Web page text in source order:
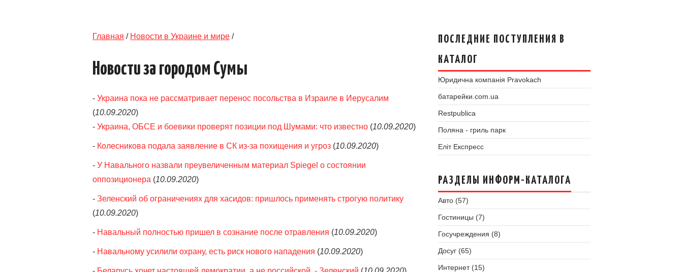
Главная / Новости в Украине и мире /
Новости за городом Сумы
- Украина пока не рассматривает перенос посольства в Израиле в Иерусалим
(10.09.2020)
- Украина, ОБСЕ и боевики проверят позиции под Шумами: что известно (10.09.2020)
- Колесникова подала заявление в СК из-за похищения и угроз (10.09.2020)
- У Навального назвали преувеличенным материал Spiegel о состоянии
оппозиционера (10.09.2020)
- Зеленский об ограничениях для хасидов: пришлось применять строгую политику
(10.09.2020)
- Навальный полностью пришел в сознание после отравления (10.09.2020)
- Навальному усилили охрану, есть риск нового нападения (10.09.2020)
ПОСЛЕДНИЕ ПОСТУПЛЕНИЯ В
КАТАЛОГ
Юридична компанія Pravokach
батарейки.com.ua
Restpublica
Поляна - гриль парк
Еліт Експресс
РАЗДЕЛЫ ИНФОРМ-КАТАЛОГА
Авто (57)
Гостиницы (7)
Госучреждения (8)
Досуг (65)
Интернет (15)